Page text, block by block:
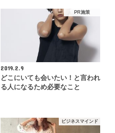
PR施策
2019.2.9
どこにいても会いたい！と言われ
る人になるため必要なこと
ビジネスマインド